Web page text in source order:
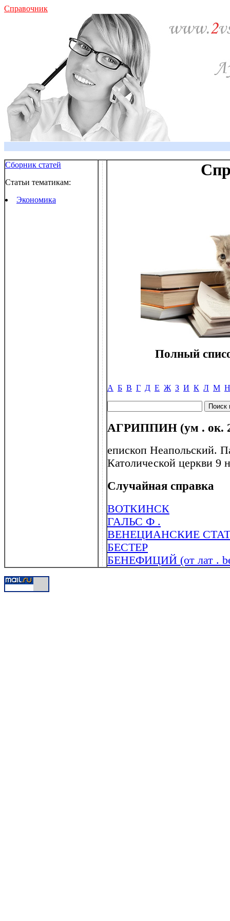
Справочник
Сборник статей
Статьи тематикам:
Экономика
Полный
А Б В Г Д Е Ж З И К Л М Н
АГРИППИН (ум . ок.
епископ Неапольский.
Католической церкви 9
Случайная справка
ВОТКИНСК
ГАЛЬС Ф .
ВЕНЕЦИАНСКИЕ
БЕСТЕР
БЕНЕФИЦИЙ (от лат .